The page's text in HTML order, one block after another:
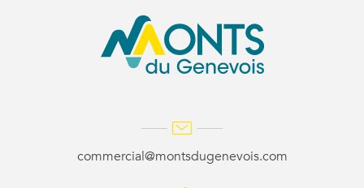
commercial@montsdugenevois.com